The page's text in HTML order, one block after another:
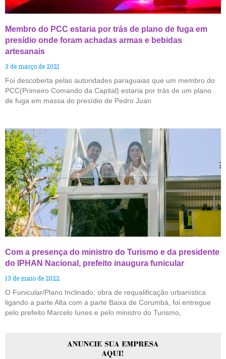
Membro do PCC estaria por trás de plano de fuga em
presídio onde foram achadas armas e bebidas
artesanais
3 de março de 2021
Foi descoberta pelas autoridades paraguaias que um membro do
PCC(Primeiro Comando da Capital) estaria por trás de um plano
de fuga em massa do presídio de Pedro Juan
Com a presença do ministro do Turismo e da presidente
do IPHAN Nacional, prefeito inaugura funicular
13 de maio de 2022
O Funicular/Plano Inclinado, obra de requalificação urbanística
ligando a parte Alta com a parte Baixa de Corumbá, foi entregue
pelo prefeito Marcelo Iunes e pelo ministro do Turismo,